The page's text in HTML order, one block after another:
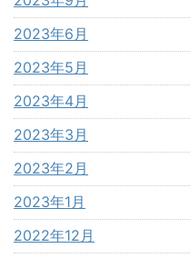
2023年6月
2023年5月
2023年4月
2023年3月
2023年2月
2023年1月
2022年12月